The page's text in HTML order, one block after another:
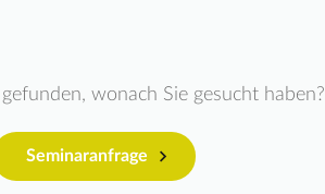
wonach Sie gesucht haben?
Seminaranfrage